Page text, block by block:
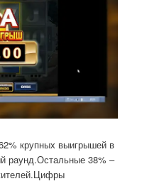
крупных выигрышей в
раунд.Остальные 38% –